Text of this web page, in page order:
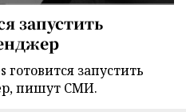
запустить
запустить
пишут СМИ.